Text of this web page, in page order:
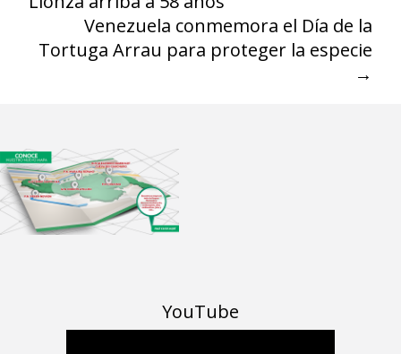
Venezuela conmemora el Día de la
Tortuga Arrau para proteger la especie
→
YouTube